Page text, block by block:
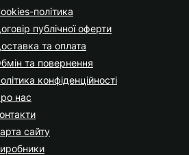
політика
публічної оферти
та оплата
та повернення
конфіденційності
нас
сайту